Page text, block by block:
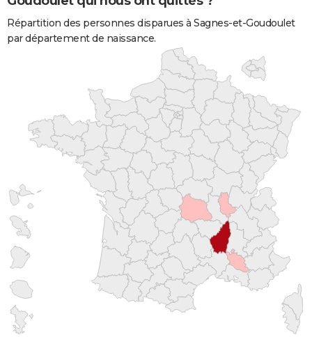
Répartition des personnes disparues à Sagnes-et-Goudoulet
par département de naissance.